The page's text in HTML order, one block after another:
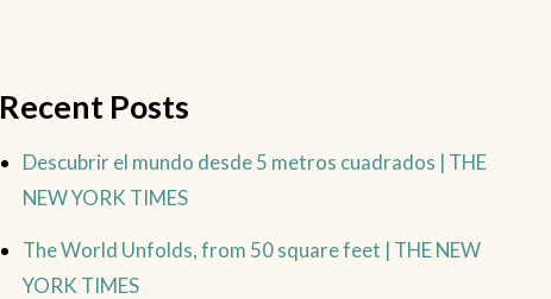
Recent Posts
Descubrir el mundo desde 5 metros cuadrados | THE
NEW YORK TIMES
The World Unfolds, from 50 square feet | THE NEW
YORK TIMES